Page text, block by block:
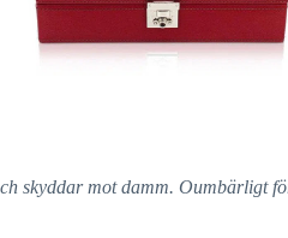
skyddar mot damm. Oumbärligt